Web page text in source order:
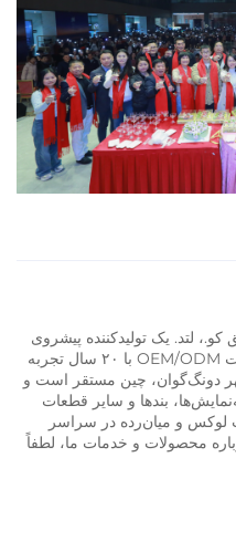
لتد. یک تولیدکننده پیشروی
قطعات ساعت‌های باکیفیت بالا به‌صورت OEM/ODM با ۲۰ سال تجربه
دونگ‌گوان، چین مستقر است و
بند‌ها و سایر قطعات
لوکس و میان‌رده در سراسر
محصولات و خدمات ما، لطفاً